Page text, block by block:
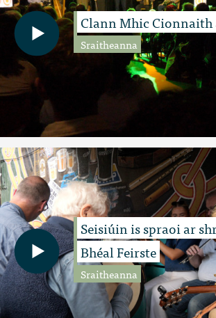
Clann Mhic Cionnaith
Sraitheanna
Seisiúin is spraoi ar
Bhéal Feirste
Sraitheanna